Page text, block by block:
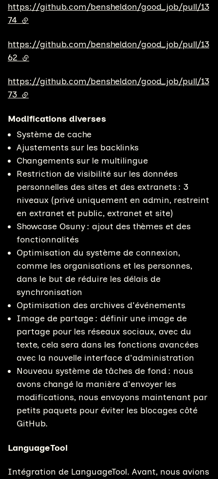
https://github.com/bensheldon/good_job/pull/13
74 (lien externe)
https://github.com/bensheldon/good_job/pull/13
62 (lien externe)
https://github.com/bensheldon/good_job/pull/13
73 (lien externe)
Modifications diverses
Système de cache
Ajustements sur les backlinks
Changements sur le multilingue
Restriction de visibilité sur les données
personnelles des sites et des extranets : 3
niveaux (privé uniquement en admin, restreint
en extranet et public, extranet et site)
Showcase Osuny : ajout des thèmes et des
fonctionnalités
Optimisation du système de connexion,
comme les organisations et les personnes,
dans le but de réduire les délais de
synchronisation
Optimisation des archives d'événements
Image de partage : définir une image de
partage pour les réseaux sociaux, avec du
texte, cela sera dans les fonctions avancées
avec la nouvelle interface d'administration
Nouveau système de tâches de fond : nous
avons changé la manière d'envoyer les
modifications, nous envoyons maintenant par
petits paquets pour éviter les blocages côté
GitHub.
LanguageTool
Intégration de LanguageTool. Avant, nous avions